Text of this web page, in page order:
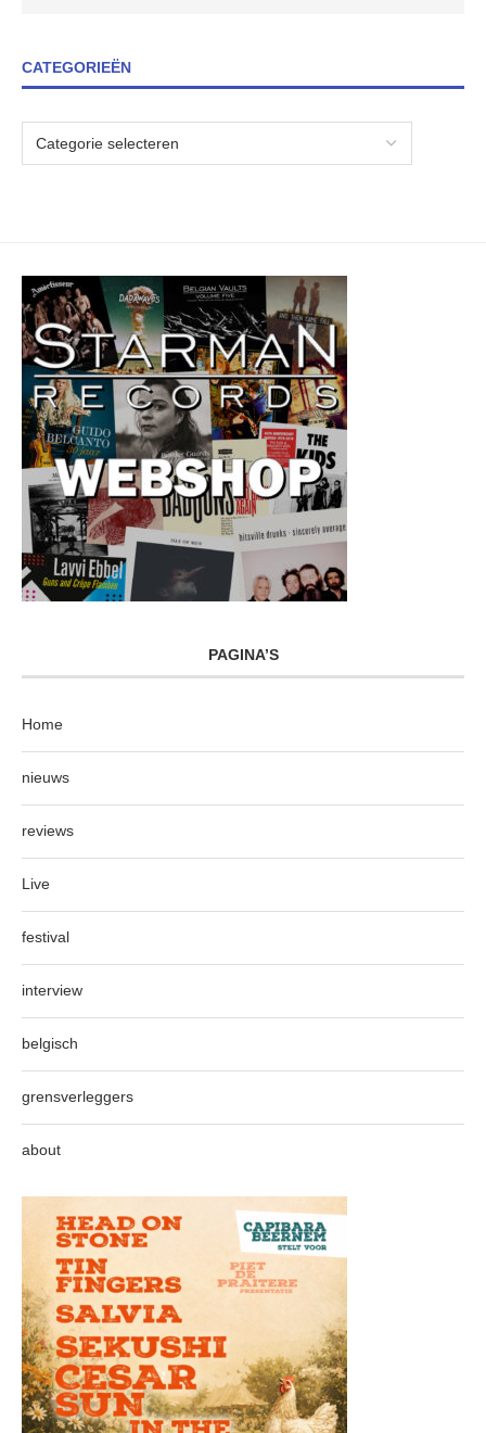
CATEGORIEËN
PAGINA’S
Home
nieuws
reviews
Live
festival
interview
belgisch
grensverleggers
about